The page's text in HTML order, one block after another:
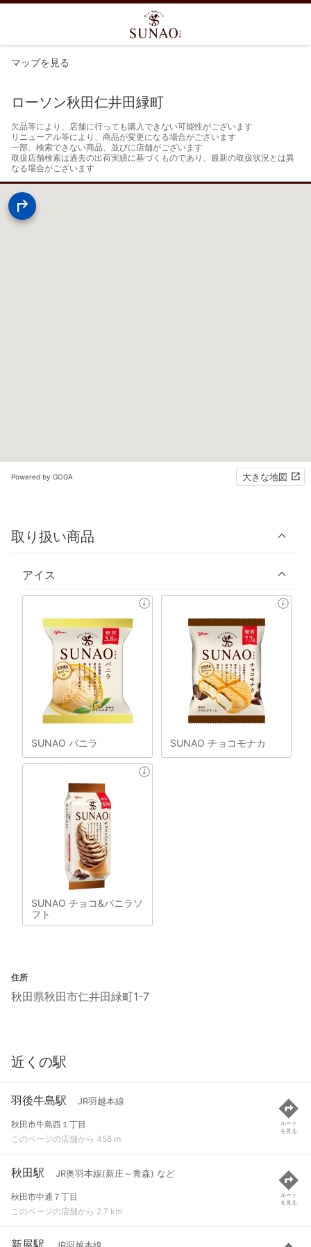
マップを見る
ローソン秋田仁井田緑町
欠品等により、店舗に行っても購入できない可能性がございます
リニューアル等により、商品が変更になる場合がございます
一部、検索できない商品、並びに店舗がございます
取扱店舗検索は過去の出荷実績に基づくものであり、最新の取扱状況とは異
なる場合がございます
Powered by GOGA 大きな地図
取り扱い商品
アイス
SUNAO バニラ SUNAO チョコモナカ
SUNAO チョコ&バニラソ
フト
住所
秋田県秋田市仁井田緑町1-7
近くの駅
羽後牛島駅 JR羽越本線
秋田市牛島西１丁目
このページの店舗から 458 m
ルート
を見る
秋田駅 JR奥羽本線(新庄～青森) など
秋田市中通７丁目
このページの店舗から 2.7 km
ルート
を見る
新屋駅